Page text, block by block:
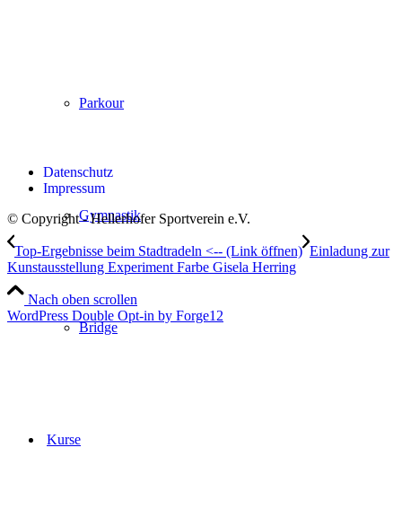
Parkour
Gymnastik
Bridge
Kurse
Datenschutz
Impressum
© Copyright - Hellerhofer Sportverein e.V.
Top-Ergebnisse beim Stadtradeln <-- (Link öffnen) Einladung zur
Kunstausstellung Experiment Farbe Gisela Herring
Nach oben scrollen
WordPress Double Opt-in by Forge12